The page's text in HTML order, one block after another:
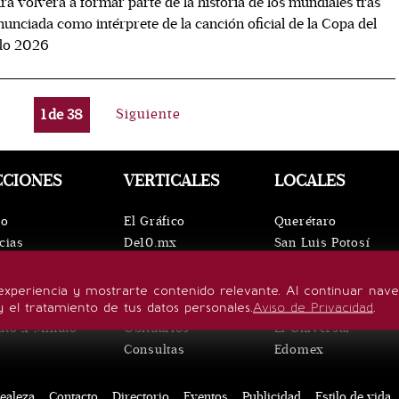
como intérprete de la canción oficial de la Copa del
2026
1de38 Siguiente
y mostrarte contenido relevante. Al continuar
el tratamiento de tus datos personales.Aviso de Privacidad.
de vida
x Minuto
VERTICALES
El Gráfico
De10.mx
Confabulario
Aviso Oportuno
Obituarios
Consultas
LOCALES
Querétaro
San Luis Potosí
Puebla
Hidalgo
El Universal
Edomex